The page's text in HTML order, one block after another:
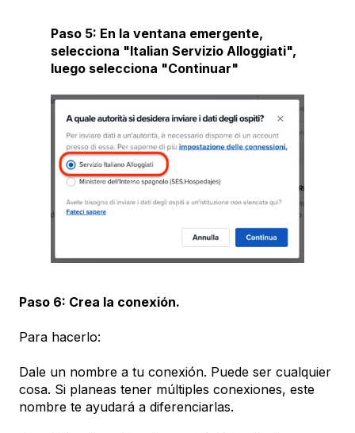
Paso 5: En la ventana emergente,
selecciona "Italian Servizio Alloggiati",
luego selecciona "Continuar"
Paso 6: Crea la conexión.
Para hacerlo:
Dale un nombre a tu conexión. Puede ser cualquier
cosa. Si planeas tener múltiples conexiones, este
nombre te ayudará a diferenciarlas.